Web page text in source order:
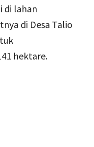
di lahan
di Desa Talio
hektare.